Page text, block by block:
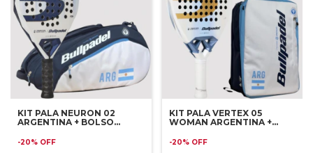
KIT PALA NEURON 02
ARGENTINA + BOLSO
-20% OFF
KIT PALA VERTEX 05
WOMAN ARGENTINA +
-20% OFF